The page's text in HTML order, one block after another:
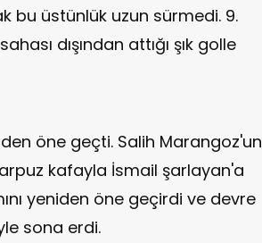
bu üstünlük uzun sürmedi. 9.
dışından attığı şık golle
öne geçti. Salih Marangoz'un
kafayla İsmail şarlayan'a
yeniden öne geçirdi ve devre
sona erdi.